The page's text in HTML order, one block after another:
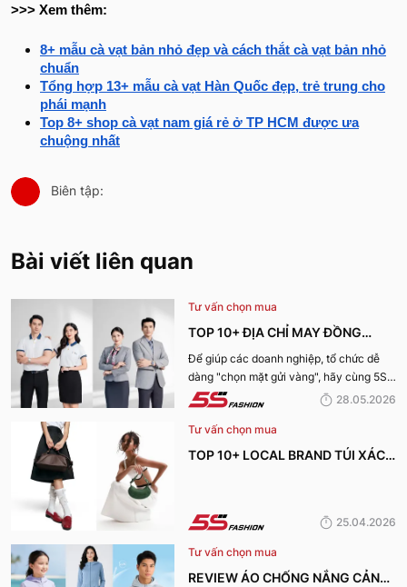
>>> Xem thêm:
8+ mẫu cà vạt bản nhỏ đẹp và cách thắt cà vạt bản nhỏ
chuẩn
Tổng hợp 13+ mẫu cà vạt Hàn Quốc đẹp, trẻ trung cho
phái mạnh
Top 8+ shop cà vạt nam giá rẻ ở TP HCM được ưa
chuộng nhất
Biên tập:
Bài viết liên quan
Tư vấn chọn mua
TOP 10+ ĐỊA CHỈ MAY ĐỒNG
PHỤC CÔNG TY ĐẸP, UY TÍN
NHẤT HIỆN NAY
Để giúp các doanh nghiệp, tổ chức dễ
dàng "chọn mặt gửi vàng", hãy cùng 5S
Fashion tìm hiểu những địa chỉ may đồng
được nhiều đánh giá tích cực nhất hiện
nay.
28.05.2026
Tư vấn chọn mua
TOP 10+ LOCAL BRAND TÚI XÁCH
25.04.2026
Tư vấn chọn mua
REVIEW ÁO CHỐNG NẮNG CẢN